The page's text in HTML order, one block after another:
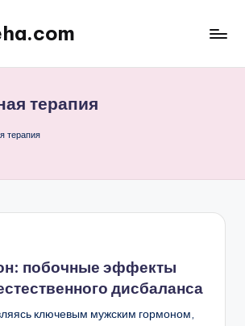
терапия
терапия
побочные эффекты
дисбаланса
ключевым мужским гормоном,